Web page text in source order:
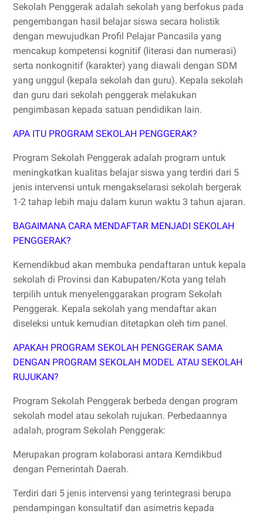
Sekolah Penggerak adalah sekolah yang berfokus pada
pengembangan hasil belajar siswa secara holistik
dengan mewujudkan Profil Pelajar Pancasila yang
mencakup kompetensi kognitif (literasi dan numerasi)
serta nonkognitif (karakter) yang diawali dengan SDM
yang unggul (kepala sekolah dan guru). Kepala sekolah
dan guru dari sekolah penggerak melakukan
pengimbasan kepada satuan pendidikan lain.
APA ITU PROGRAM SEKOLAH PENGGERAK?
Program Sekolah Penggerak adalah program untuk
meningkatkan kualitas belajar siswa yang terdiri dari 5
jenis intervensi untuk mengakselarasi sekolah bergerak
1-2 tahap lebih maju dalam kurun waktu 3 tahun ajaran.
BAGAIMANA CARA MENDAFTAR MENJADI SEKOLAH
PENGGERAK?
Kemendikbud akan membuka pendaftaran untuk kepala
sekolah di Provinsi dan Kabupaten/Kota yang telah
terpilih untuk menyelenggarakan program Sekolah
Penggerak. Kepala sekolah yang mendaftar akan
diseleksi untuk kemudian ditetapkan oleh tim panel.
APAKAH PROGRAM SEKOLAH PENGGERAK SAMA
DENGAN PROGRAM SEKOLAH MODEL ATAU SEKOLAH
RUJUKAN?
Program Sekolah Penggerak berbeda dengan program
sekolah model atau sekolah rujukan. Perbedaannya
adalah, program Sekolah Penggerak:
Merupakan program kolaborasi antara Kemdikbud
dengan Pemerintah Daerah.
Terdiri dari 5 jenis intervensi yang terintegrasi berupa
pendampingan konsultatif dan asimetris kepada